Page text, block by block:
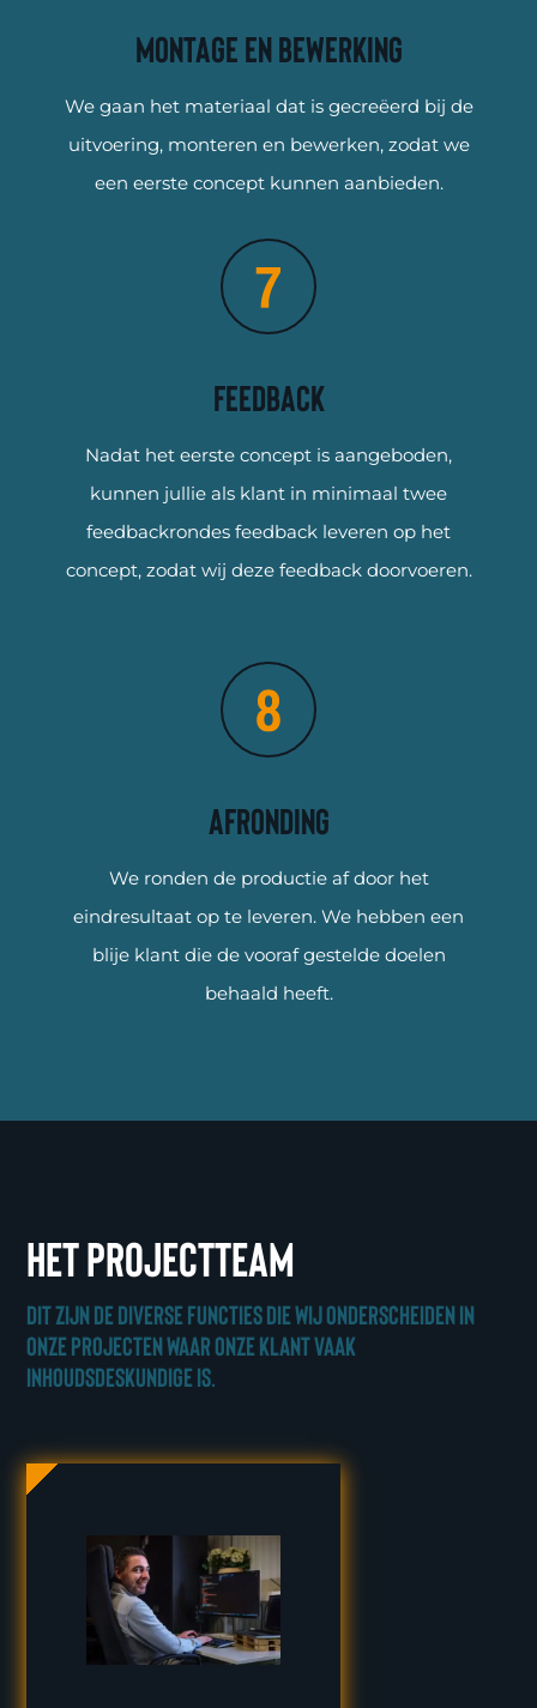
Montage en bewerking
We gaan het materiaal dat is gecreëerd bij de
uitvoering, monteren en bewerken, zodat we
een eerste concept kunnen aanbieden.
Feedback
Nadat het eerste concept is aangeboden,
kunnen jullie als klant in minimaal twee
feedbackrondes feedback leveren op het
concept, zodat wij deze feedback doorvoeren.
Afronding
We ronden de productie af door het
eindresultaat op te leveren. We hebben een
blije klant die de vooraf gestelde doelen
behaald heeft.
Het projectteam
Dit zijn de diverse functies die wij onderscheiden in
onze projecten waar onze klant vaak
inhoudsdeskundige is.